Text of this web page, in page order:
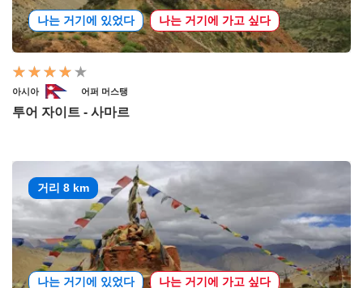
나는 거기에 있었다 나는 거기에 가고 싶다
아시아 어퍼 머스탱
투어 자이트 - 사마르
거리 8 km
나는 거기에 있었다 나는 거기에 가고 싶다